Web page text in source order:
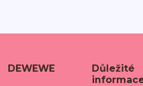
DEWEWE
Důležité